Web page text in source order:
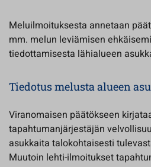
Meluilmoituksesta annetaan
mm. melun leviämisen
tiedottamisesta lähialueen
Tiedotus melusta alueen
Viranomaisen päätökseen
tapahtumanjärjestäjän
asukkaita talokohtaisesti
Muutoin lehti-ilmoitukset